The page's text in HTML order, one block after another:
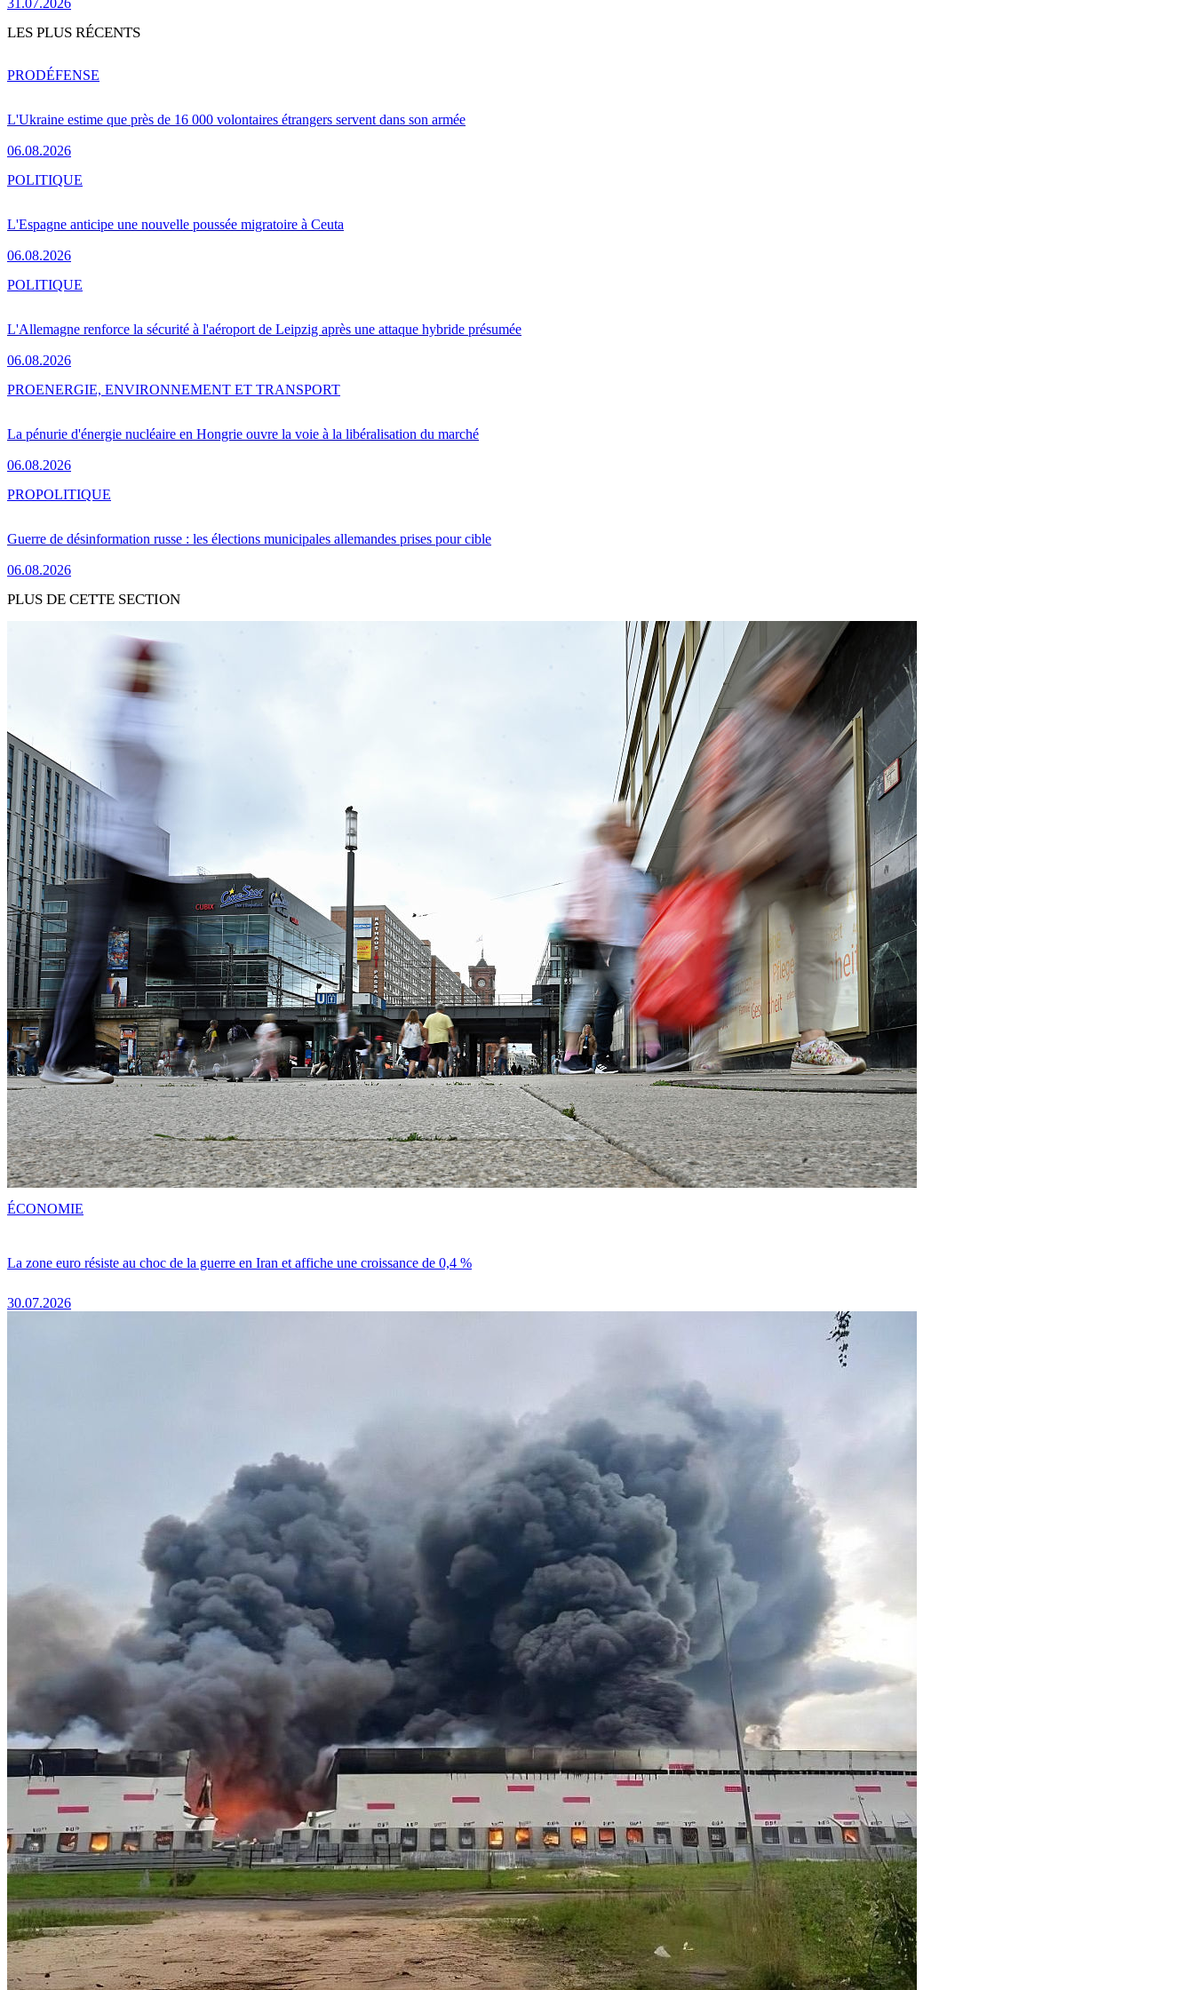
LES PLUS RÉCENTS
L'Ukraine estime que près de 16 000 volontaires étrangers servent dans son armée
06.08.2026
PRODÉFENSE
L'Espagne anticipe une nouvelle poussée migratoire à Ceuta
06.08.2026
POLITIQUE
L'Allemagne renforce la sécurité à l'aéroport de Leipzig après une attaque hybride présumée
06.08.2026
POLITIQUE
La pénurie d'énergie nucléaire en Hongrie ouvre la voie à la libéralisation du marché
06.08.2026
PROENERGIE, ENVIRONNEMENT ET TRANSPORT
Guerre de désinformation russe : les élections municipales allemandes prises pour cible
06.08.2026
PROPOLITIQUE
PLUS DE CETTE SECTION
La zone euro résiste au choc de la guerre en Iran et affiche une croissance de 0,4 %
30.07.2026
ÉCONOMIE